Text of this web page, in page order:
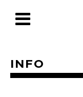
INFO